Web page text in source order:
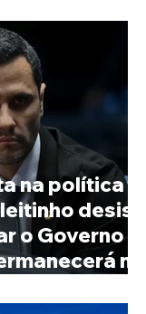
na política
desiste
o Governo de
no